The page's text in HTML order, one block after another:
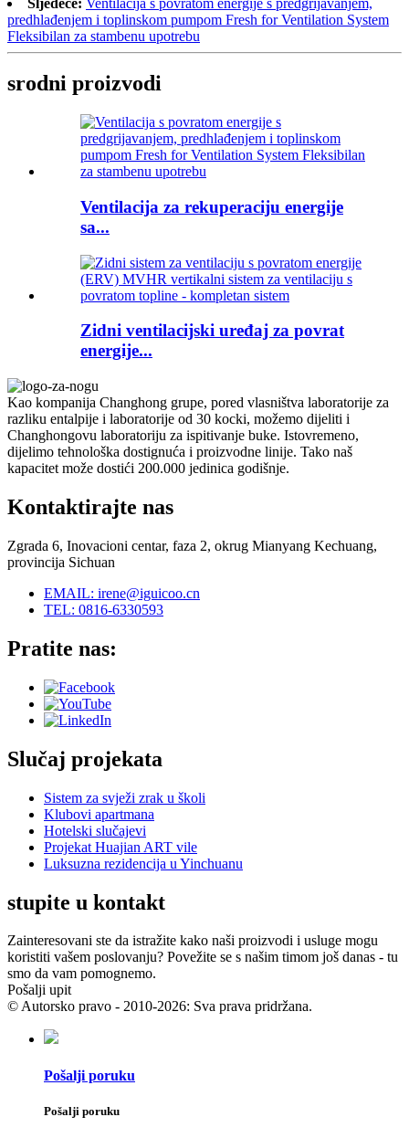
predhlađenjem i toplinskom pumpom Fresh for Ventilation System
Fleksibilan za stambenu upotrebu
srodni proizvodi
Ventilacija za rekuperaciju energije
sa...
Zidni ventilacijski uređaj za povrat
energije...
Kao kompanija Changhong grupe, pored vlasništva laboratorije za
razliku entalpije i laboratorije od 30 kocki, možemo dijeliti i
Changhongovu laboratoriju za ispitivanje buke. Istovremeno,
dijelimo tehnološka dostignuća i proizvodne linije. Tako naš
kapacitet može dostići 200.000 jedinica godišnje.
Kontaktirajte nas
Zgrada 6, Inovacioni centar, faza 2, okrug Mianyang Kechuang,
provincija Sichuan
EMAIL: irene@iguicoo.cn
TEL: 0816-6330593
Pratite nas:
Slučaj projekata
Sistem za svježi zrak u školi
Klubovi apartmana
Hotelski slučajevi
Projekat Huajian ART vile
Luksuzna rezidencija u Yinchuanu
stupite u kontakt
Zainteresovani ste da istražite kako naši proizvodi i usluge mogu
koristiti vašem poslovanju? Povežite se s našim timom još danas - tu
smo da vam pomognemo.
Pošalji upit
© Autorsko pravo - 2010-2026: Sva prava pridržana.
Pošalji poruku
Pošalji poruku